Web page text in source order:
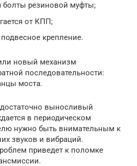
болты резиновой муфты;
от КПП;
подвесное крепление.
новый механизм
последовательности:
моста.
выносливый
в периодическом
нужно быть внимательным к
звуков и вибраций.
приведет к поломке